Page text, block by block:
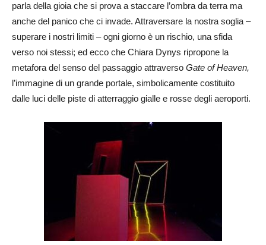
parla della gioia che si prova a staccare l’ombra da terra ma
anche del panico che ci invade. Attraversare la nostra soglia –
superare i nostri limiti – ogni giorno è un rischio, una sfida
verso noi stessi; ed ecco che Chiara Dynys ripropone la
metafora del senso del passaggio attraverso Gate of Heaven,
l’immagine di un grande portale, simbolicamente costituito
dalle luci delle piste di atterraggio gialle e rosse degli aeroporti.